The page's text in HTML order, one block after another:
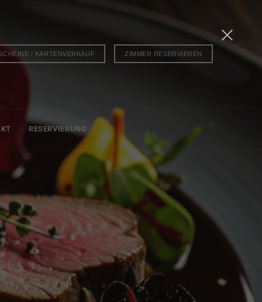
/ KARTENVERKAUF ZIMMER RESERVIEREN
RESERVIERUNG